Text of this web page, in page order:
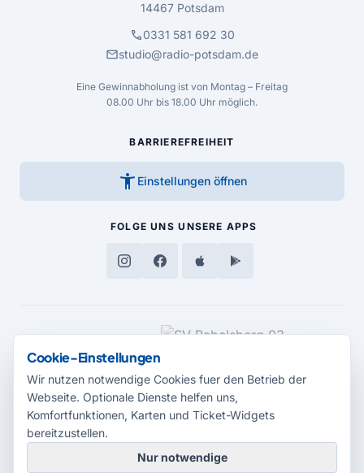
14467 Potsdam
call0331 581 692 30
mailstudio@radio-potsdam.de
Eine Gewinnabholung ist von Montag – Freitag
08.00 Uhr bis 18.00 Uhr möglich.
BARRIEREFREIHEIT
accessibility_new Einstellungen öffnen
FOLGE UNS UNSERE APPS
MEDIENPARTNER
Cookie-Einstellungen
Wir nutzen notwendige Cookies fuer den Betrieb der
Webseite. Optionale Dienste helfen uns,
Komfortfunktionen, Karten und Ticket-Widgets
bereitzustellen.
Nur notwendige